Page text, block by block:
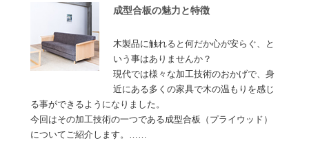
成型合板の魅力と特徴
木製品に触れると何だか心が安らぐ、と
いう事はありませんか？
現代では様々な加工技術のおかげで、身
近にある多くの家具で木の温もりを感じ
る事ができるようになりました。
今回はその加工技術の一つである成型合板（プライウッド）
についてご紹介します。……